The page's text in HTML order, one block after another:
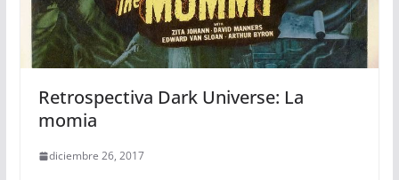
Retrospectiva Dark Universe: La
momia
diciembre 26, 2017